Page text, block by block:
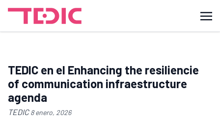
TEDIC en el Enhancing the resiliencie
of communication infraestructure
agenda
TEDIC8 enero, 2026